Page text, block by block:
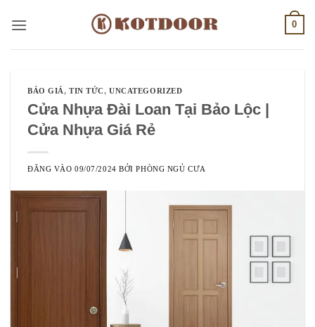
qua
0
BÁO GIÁ,TIN TỨC,UNCATEGORIZED
Cửa Nhựa Đài Loan Tại Bảo Lộc |
Cửa Nhựa Giá Rẻ
ĐĂNG VÀO09/07/2024 BỞIPHÒNG NGỦ CƯA